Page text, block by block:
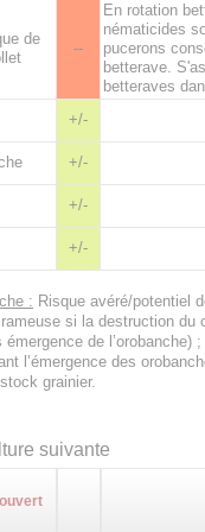
de
--
En rotation
nématicides
pucerons
betterave.
betteraves
+/-
+/-
+/-
+/-
: Risque avéré/potentiel
rameuse si la destruction du
de l’orobanche)
l’émergence des
grainier.
suivante